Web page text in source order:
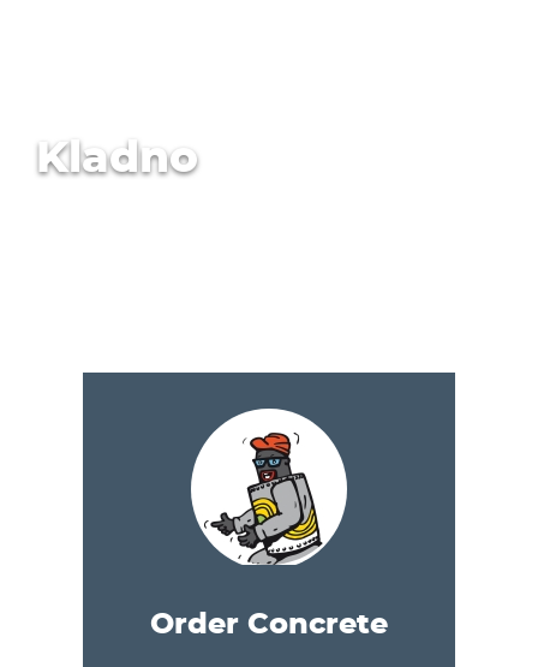
Kladno
Order Concrete